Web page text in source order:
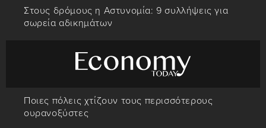
Στους δρόμους η Αστυνομία: 9 συλλήψεις για
σωρεία αδικημάτων
Ποιες πόλεις χτίζουν τους περισσότερους
ουρανοξύστες